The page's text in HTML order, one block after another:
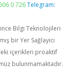
0 726 Telegram:
Bilgi Teknolojileri
bir Yer Sağlayıcı
içerikleri proaktif
bulunmamaktadır.